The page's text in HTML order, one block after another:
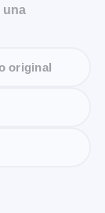
una
original